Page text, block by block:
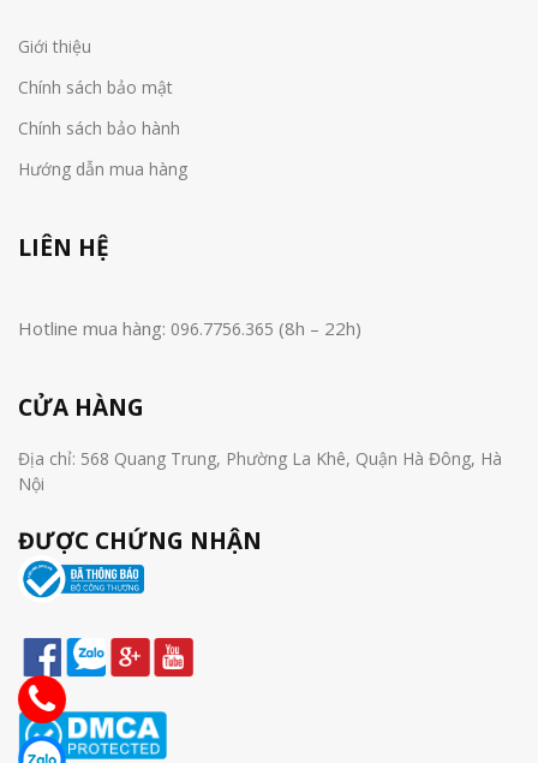
Giới thiệu
Chính sách bảo mật
Chính sách bảo hành
Hướng dẫn mua hàng
LIÊN HỆ
Hotline mua hàng: 096.7756.365 (8h – 22h)
CỬA HÀNG
Địa chỉ: 568 Quang Trung, Phường La Khê, Quận Hà Đông, Hà
Nội
ĐƯỢC CHỨNG NHẬN